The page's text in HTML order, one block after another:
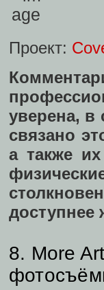
Проект:
уверена, в
связано
а также
доступнее
8. More